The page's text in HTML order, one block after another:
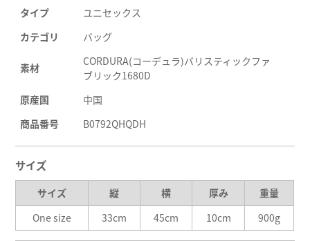
タイプ
ユニセックス
カテゴリ
バッグ
素材
CORDURA(コーデュラ)バリスティックファ
ブリック1680D
原産国
中国
商品番号
B0792QHQDH
サイズ
サイズ 縦 横 厚み
重量
One size
33cm 45cm 10cm 900g